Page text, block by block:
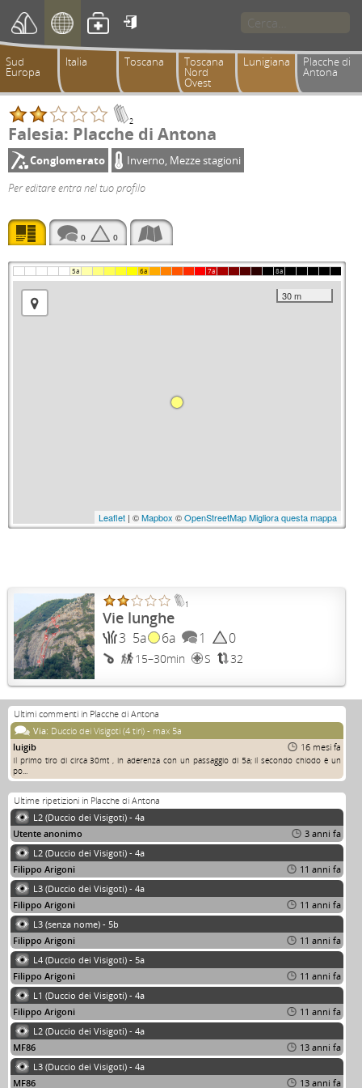

Sud
Europa
Italia Toscana Toscana
Nord
Ovest
Lunigiana Placche di
Antona
2
Falesia: Placche di Antona
Conglomerato
Inverno, Mezze stagioni
Per editare entra nel tuo profilo
0 0
5a 6a 7a 8a
30 m
Leaflet | ©Mapbox ©OpenStreetMapMigliora questa mappa
1
Vie lunghe
3 5a 6a 1 0
15–30min S 32
Ultimi commenti in Placche di Antona
Via: Duccio dei Visigoti (4 tiri) - max 5a
luigib
16 mesi fa
Il primo tiro di circa 30mt , in aderenza con un passaggio di 5a; il secondo chiodo è un
po...
Ultime ripetizioni in Placche di Antona
L2 (Duccio dei Visigoti) - 4a
Utente anonimo
3 anni fa
L2 (Duccio dei Visigoti) - 4a
Filippo Arigoni
11 anni fa
L3 (Duccio dei Visigoti) - 4a
Filippo Arigoni
11 anni fa
L3 (senza nome) - 5b
Filippo Arigoni
11 anni fa
L4 (Duccio dei Visigoti) - 5a
Filippo Arigoni
11 anni fa
L1 (Duccio dei Visigoti) - 4a
Filippo Arigoni
11 anni fa
L2 (Duccio dei Visigoti) - 4a
MF86
13 anni fa
L3 (Duccio dei Visigoti) - 4a
MF86
13 anni fa